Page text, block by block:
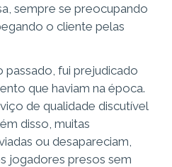
sempre se preocupando
o cliente pelas
passado, fui prejudicado
que haviam na época.
de qualidade discutível
disso, muitas
ou desapareciam,
jogadores presos sem